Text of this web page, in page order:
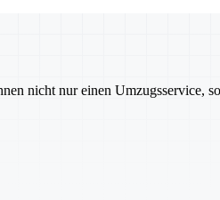
nicht nur einen Umzugsservice,